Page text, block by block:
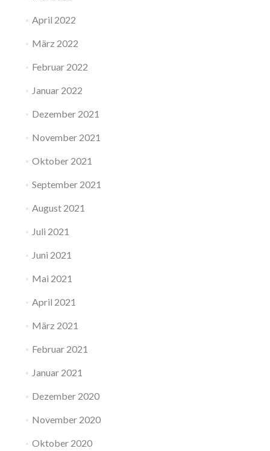
April 2022
März 2022
Februar 2022
Januar 2022
Dezember 2021
November 2021
Oktober 2021
September 2021
August 2021
Juli 2021
Juni 2021
Mai 2021
April 2021
März 2021
Februar 2021
Januar 2021
Dezember 2020
November 2020
Oktober 2020